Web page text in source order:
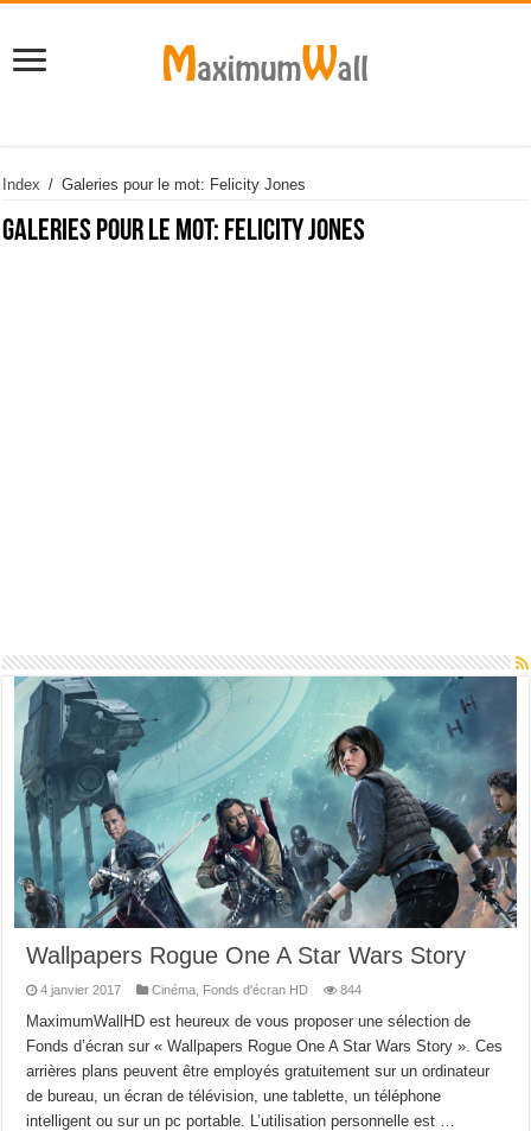
Index / Galeries pour le mot: Felicity Jones
Galeries pour le mot: Felicity Jones
Wallpapers Rogue One A Star Wars Story
4 janvier 2017 Cinéma Fonds d'écran HD 844
MaximumWallHD est heureux de vous proposer une sélection de
Fonds d’écran sur « Wallpapers Rogue One A Star Wars Story ». Ces
arrières plans peuvent être employés gratuitement sur un ordinateur
de bureau, un écran de télévision, une tablette, un téléphone
intelligent ou sur un pc portable. L’utilisation personnelle est …